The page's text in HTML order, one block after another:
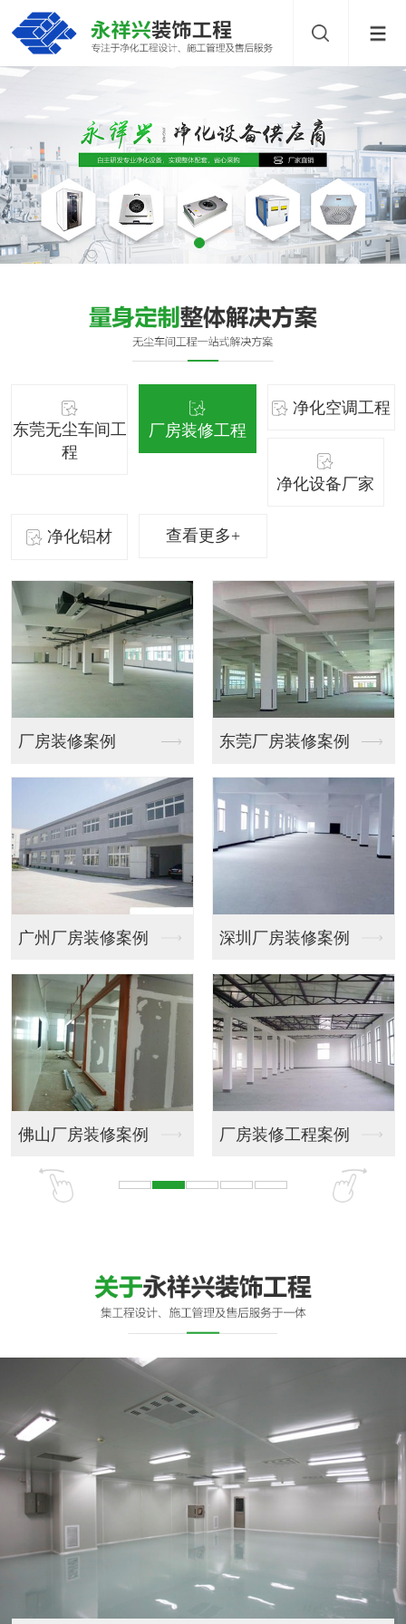
东莞无尘车间工
程
厂房装修工程
净化空调工程
净化设备厂家
净化铝材 查看更多+
厂房装修案例
厂房装修案例
装修工程案例
会议厅装修设计效果图 办公
会议室装饰 商务
商务大厦大堂 写字